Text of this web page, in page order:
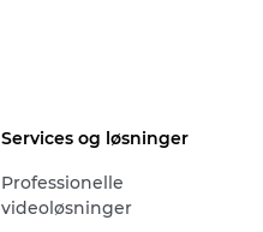
Services og løsninger
Professionelle
videoløsninger